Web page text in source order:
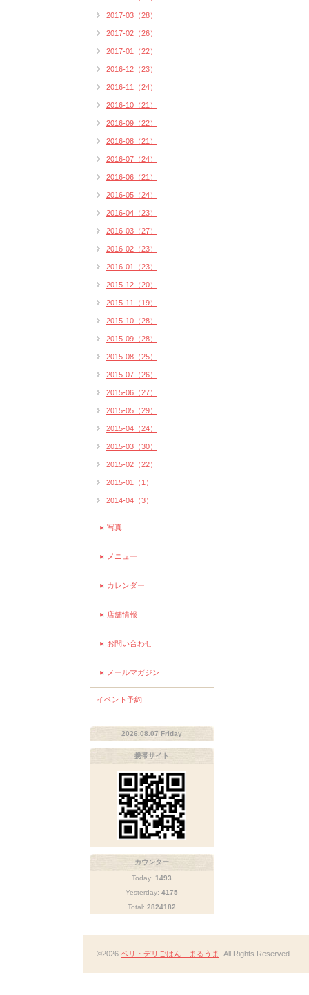
2017-03（28）
2017-02（26）
2017-01（22）
2016-12（23）
2016-11（24）
2016-10（21）
2016-09（22）
2016-08（21）
2016-07（24）
2016-06（21）
2016-05（24）
2016-04（23）
2016-03（27）
2016-02（23）
2016-01（23）
2015-12（20）
2015-11（19）
2015-10（28）
2015-09（28）
2015-08（25）
2015-07（26）
2015-06（27）
2015-05（29）
2015-04（24）
2015-03（30）
2015-02（22）
2015-01（1）
2014-04（3）
写真
メニュー
カレンダー
店舗情報
お問い合わせ
メールマガジン
イベント予約
2026.08.07 Friday
携帯サイト
カウンター
Today: 1493
Yesterday: 4175
Total: 2824182
©2026 ベリ・デリごはん まるうま . All Rights Reserved.